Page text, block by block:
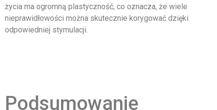
życia ma ogromną plastyczność, co oznacza, że wiele
nieprawidłowości można skutecznie korygować dzięki
odpowiedniej stymulacji.
Podsumowanie